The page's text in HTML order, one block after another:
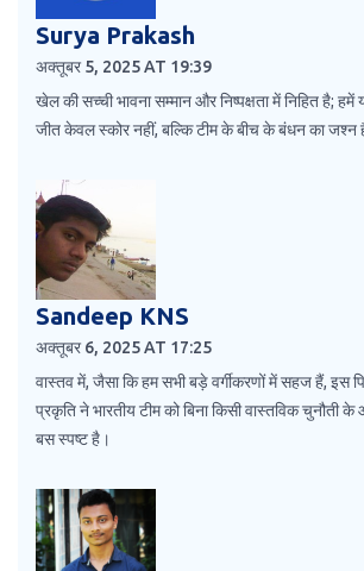
Surya Prakash
अक्तूबर 5, 2025 AT 19:39
खेल की सच्ची भावना सम्मान और निष्पक्षता में निहित है; हमें
जीत केवल स्कोर नहीं, बल्कि टीम के बीच के बंधन का जश्न
Sandeep KNS
अक्तूबर 6, 2025 AT 17:25
वास्तव में, जैसा कि हम सभी बड़े वर्गीकरणों में सहज हैं, इस
प्रकृति ने भारतीय टीम को बिना किसी वास्तविक चुनौती के
बस स्पष्ट है।